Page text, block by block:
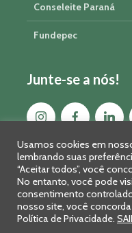
Conseleite Paraná
Fundepec
Junte-se a nós!
Sistema FAEP/SENAR-PR
Usamos cookies em
lembrando suas
“Aceitar todos”, você
No entanto, você pode
consentimento
nosso site, você
Política de Privacidade.